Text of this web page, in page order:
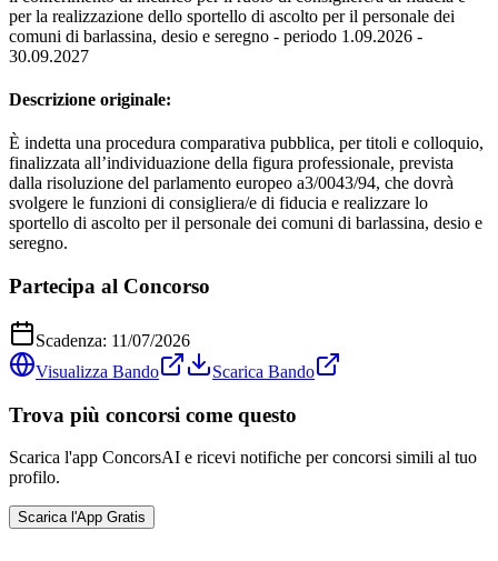
per la realizzazione dello sportello di ascolto per il personale dei
comuni di barlassina, desio e seregno - periodo 1.09.2026 -
30.09.2027
Descrizione originale:
È indetta una procedura comparativa pubblica, per titoli e colloquio,
finalizzata all’individuazione della figura professionale, prevista
dalla risoluzione del parlamento europeo a3/0043/94, che dovrà
svolgere le funzioni di consigliera/e di fiducia e realizzare lo
sportello di ascolto per il personale dei comuni di barlassina, desio e
seregno.
Partecipa al Concorso
Scadenza: 11/07/2026
Visualizza Bando
Scarica Bando
Trova più concorsi come questo
Scarica l'app ConcorsAI e ricevi notifiche per concorsi simili al tuo
profilo.
Scarica l'App Gratis